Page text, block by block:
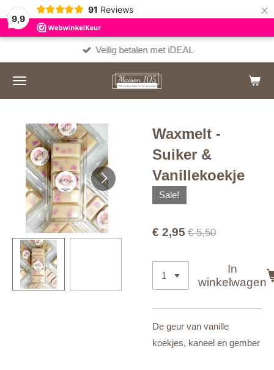
9,9
91 Reviews ×
Veilig betalen met iDEAL
Waxmelt -
Suiker &
Vanillekoekje
Sale!
€ 2,95 € 5,50
In
winkelwagen
De geur van vanille
koekjes, kaneel en gember